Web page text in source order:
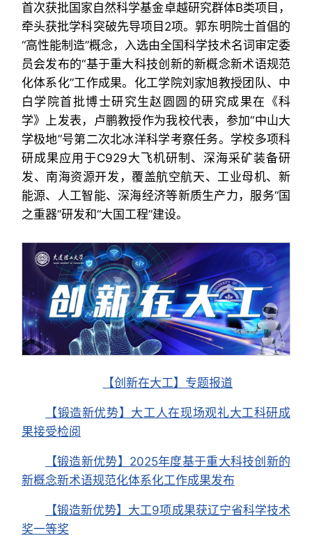
首次获批国家自然科学基金卓越研究群体B类项目，
牵头获批学科突破先导项目2项。郭东明院士首倡的
“高性能制造”概念，入选由全国科学技术名词审定委
员会发布的“基于重大科技创新的新概念新术语规范
化体系化”工作成果。化工学院刘家旭教授团队、中
白学院首批博士研究生赵圆圆的研究成果在《科
学》上发表，卢鹏教授作为我校代表，参加“中山大
学极地”号第二次北冰洋科学考察任务。学校多项科
研成果应用于C929大飞机研制、深海采矿装备研
发、南海资源开发，覆盖航空航天、工业母机、新
能源、人工智能、深海经济等新质生产力，服务“国
之重器”研发和“大国工程”建设。
【创新在大工】专题报道
【锻造新优势】大工人在现场观礼大工科研成
果接受检阅
【锻造新优势】2025年度基于重大科技创新的
新概念新术语规范化体系化工作成果发布
【锻造新优势】大工9项成果获辽宁省科学技术
奖一等奖